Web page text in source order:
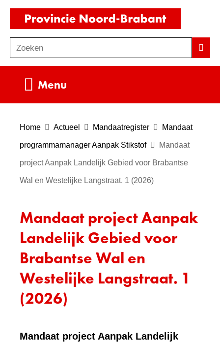
Ga
de
inhoud
o
e
Zoeken
Menu
Home Actueel Mandaatregister Mandaat
programmamanager Aanpak Stikstof Mandaat
project Aanpak Landelijk Gebied voor Brabantse
Wal en Westelijke Langstraat. 1 (2026)
Mandaat project Aanpak
Landelijk Gebied voor
Brabantse Wal en
Westelijke Langstraat. 1
(2026)
Mandaat project Aanpak Landelijk